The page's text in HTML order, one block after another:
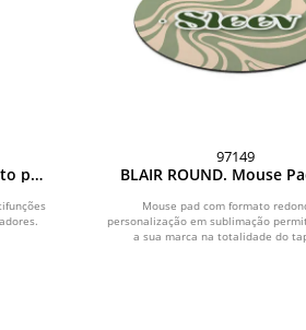
por
97149
BLAIR ROUND. Mouse
borracha
Mouse pad com formato
personalização em sublimação
a sua marca na totalidade do